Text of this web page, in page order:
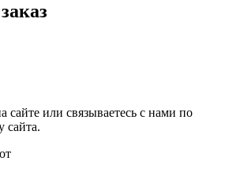
сайте или связываетесь с нами по
сайта.